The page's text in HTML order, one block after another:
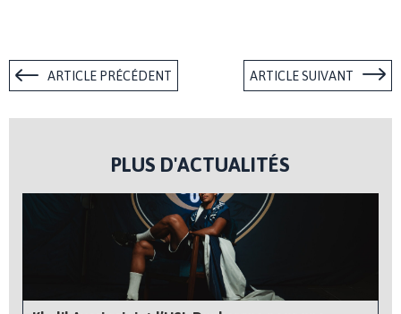
ARTICLE PRÉCÉDENT ARTICLE SUIVANT
PLUS D'ACTUALITÉS